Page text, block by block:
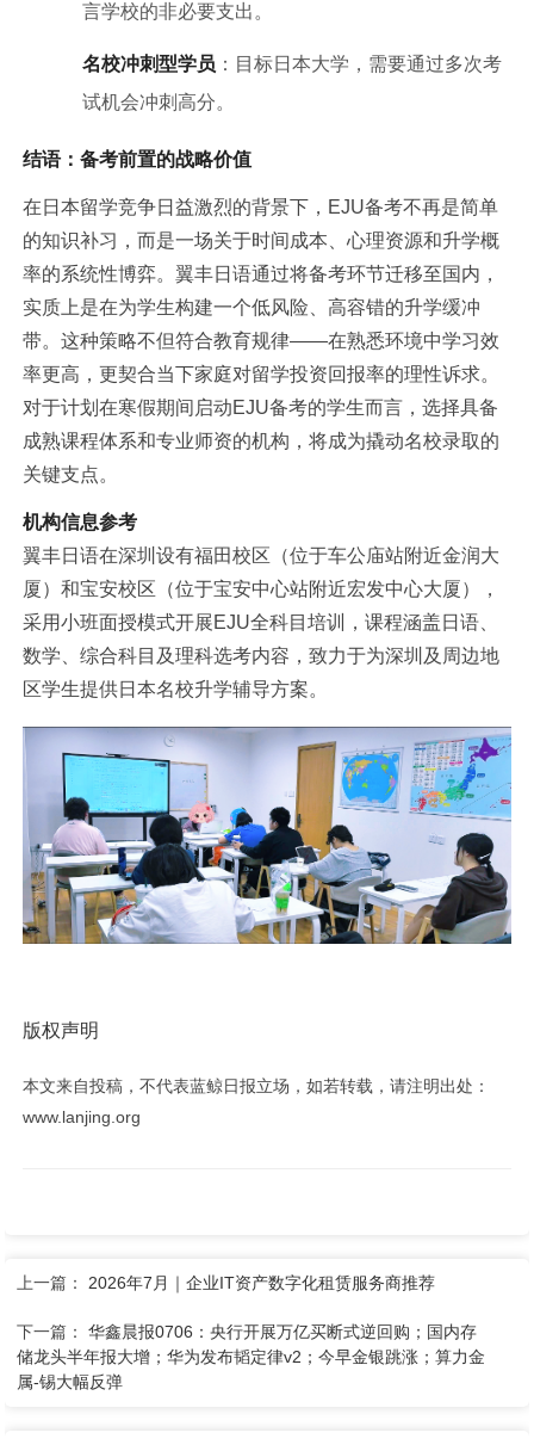
言学校的非必要支出。
名校冲刺型学员 ：目标日本大学，需要通过多次考
试机会冲刺高分。
结语：备考前置的战略价值
在日本留学竞争日益激烈的背景下，EJU备考不再是简单
的知识补习 ，而是一场关于时间成本、心理资源和升学概
率的系统性博弈。翼丰日语通过将备考环节迁移至国内，
实质上是在为学生构建一个低风险、高容错的升学缓冲
带。这种策略不但符合教育规律——在熟悉环境中学习效
率更高，更契合当下家庭对留学投资回报率的理性诉求。
对于计划在寒假期间启动EJU备考的学生而言，选择具备
成熟课程体系和专业师资的机构，将成为撬动名校录取的
关键支点。
机构信息参考
翼丰日语在深圳设有福田校区（位于车公庙站附近金润大
厦）和宝安校区（位于宝安中心站附近宏发中心大厦），
采用小班面授模式开展EJU全科目培训，课程涵盖日语、
数学、综合科目及理科选考内容，致力于为深圳及周边地
区学生提供日本名校升学辅导方案。
版权声明
本文来自投稿，不代表蓝鲸日报立场，如若转载，请注明出处：
www.lanjing.org
上一篇： 2026年7月｜企业IT资产数字化租赁服务商推荐
下一篇：华鑫晨报0706：央行开展万亿买断式逆回购；国内存
储龙头半年报大增；华为发布韬定律v2；今早金银跳涨；算力金
属-锡大幅反弹